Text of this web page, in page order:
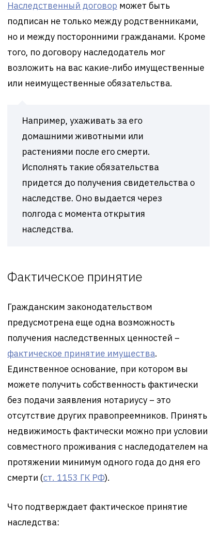
Наследственный договор может быть
подписан не только между родственниками,
но и между посторонними гражданами. Кроме
того, по договору наследодатель мог
возложить на вас какие-либо имущественные
или неимущественные обязательства.
Например, ухаживать за его
домашними животными или
растениями после его смерти.
Исполнять такие обязательства
придется до получения свидетельства о
наследстве. Оно выдается через
полгода с момента открытия
наследства.
Фактическое принятие
Гражданским законодательством
предусмотрена еще одна возможность
получения наследственных ценностей –
фактическое принятие имущества.
Единственное основание, при котором вы
можете получить собственность фактически
без подачи заявления нотариусу – это
отсутствие других правопреемников. Принять
недвижимость фактически можно при условии
совместного проживания с наследодателем на
протяжении минимум одного года до дня его
смерти (ст. 1153 ГК РФ).
Что подтверждает фактическое принятие
наследства: